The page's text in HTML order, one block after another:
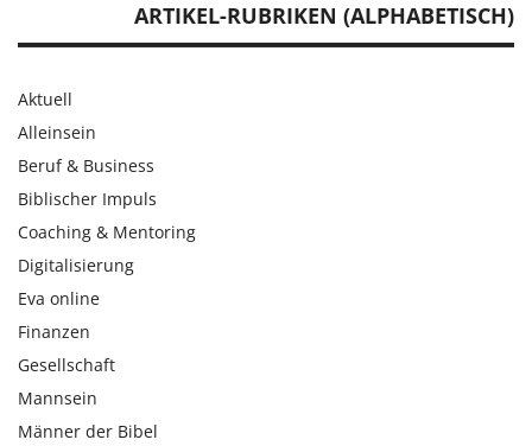
ARTIKEL-RUBRIKEN (ALPHABETISCH)
Aktuell
Alleinsein
Beruf & Business
Biblischer Impuls
Coaching & Mentoring
Digitalisierung
Eva online
Finanzen
Gesellschaft
Mannsein
Männer der Bibel